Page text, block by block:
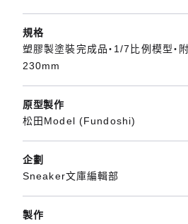
規格
塑膠製塗裝完成品・1/7比例模型・
230mm
原型製作
松田Model (Fundoshi)
企劃
Sneaker文庫編輯部
製作